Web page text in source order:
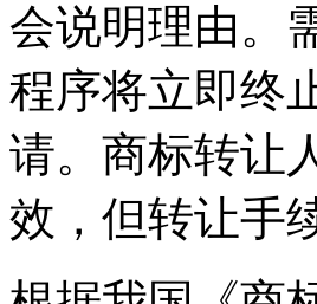
会说明理由。
程序将立即终
请。商标转让
效，但转让手